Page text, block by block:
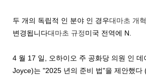
두 개의 독립적 인 분야 인 경우대마초 개혁
변경됩니다대마초 규정미국 전역에 N.
4 월 17 일, 오하이오 주 공화당 의원 인
Joyce)는 "2025 년의 준비 법"을 제안했다